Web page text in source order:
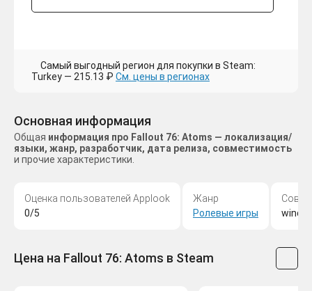
Самый выгодный регион для покупки в Steam:
Turkey — 215.13 ₽ См. цены в регионах
Основная информация
Общая информация про Fallout 76: Atoms — локализация/
языки, жанр, разработчик, дата релиза, совместимость
и прочие характеристики.
Оценка пользователей Applook
0/5
Жанр
Ролевые игры
Цена на Fallout 76: Atoms в Steam